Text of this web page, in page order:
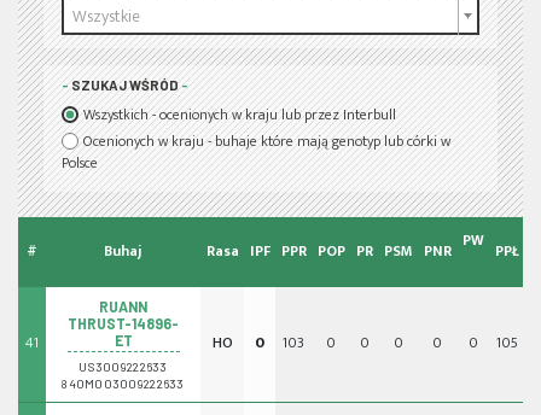
Wszystkie
SZUKAJ WŚRÓD
Wszystkich - ocenionych w kraju lub przez Interbull
Ocenionych w kraju - buhaje które mają genotyp lub córki w
Polsce
# Buhaj Rasa IPF PPR POP PR PSM PNR PW PPŁ
41
RUANN
THRUST-14896-
ET
US3009222633
840M003009222633
HO 0 103 0 0 0 0 0 105